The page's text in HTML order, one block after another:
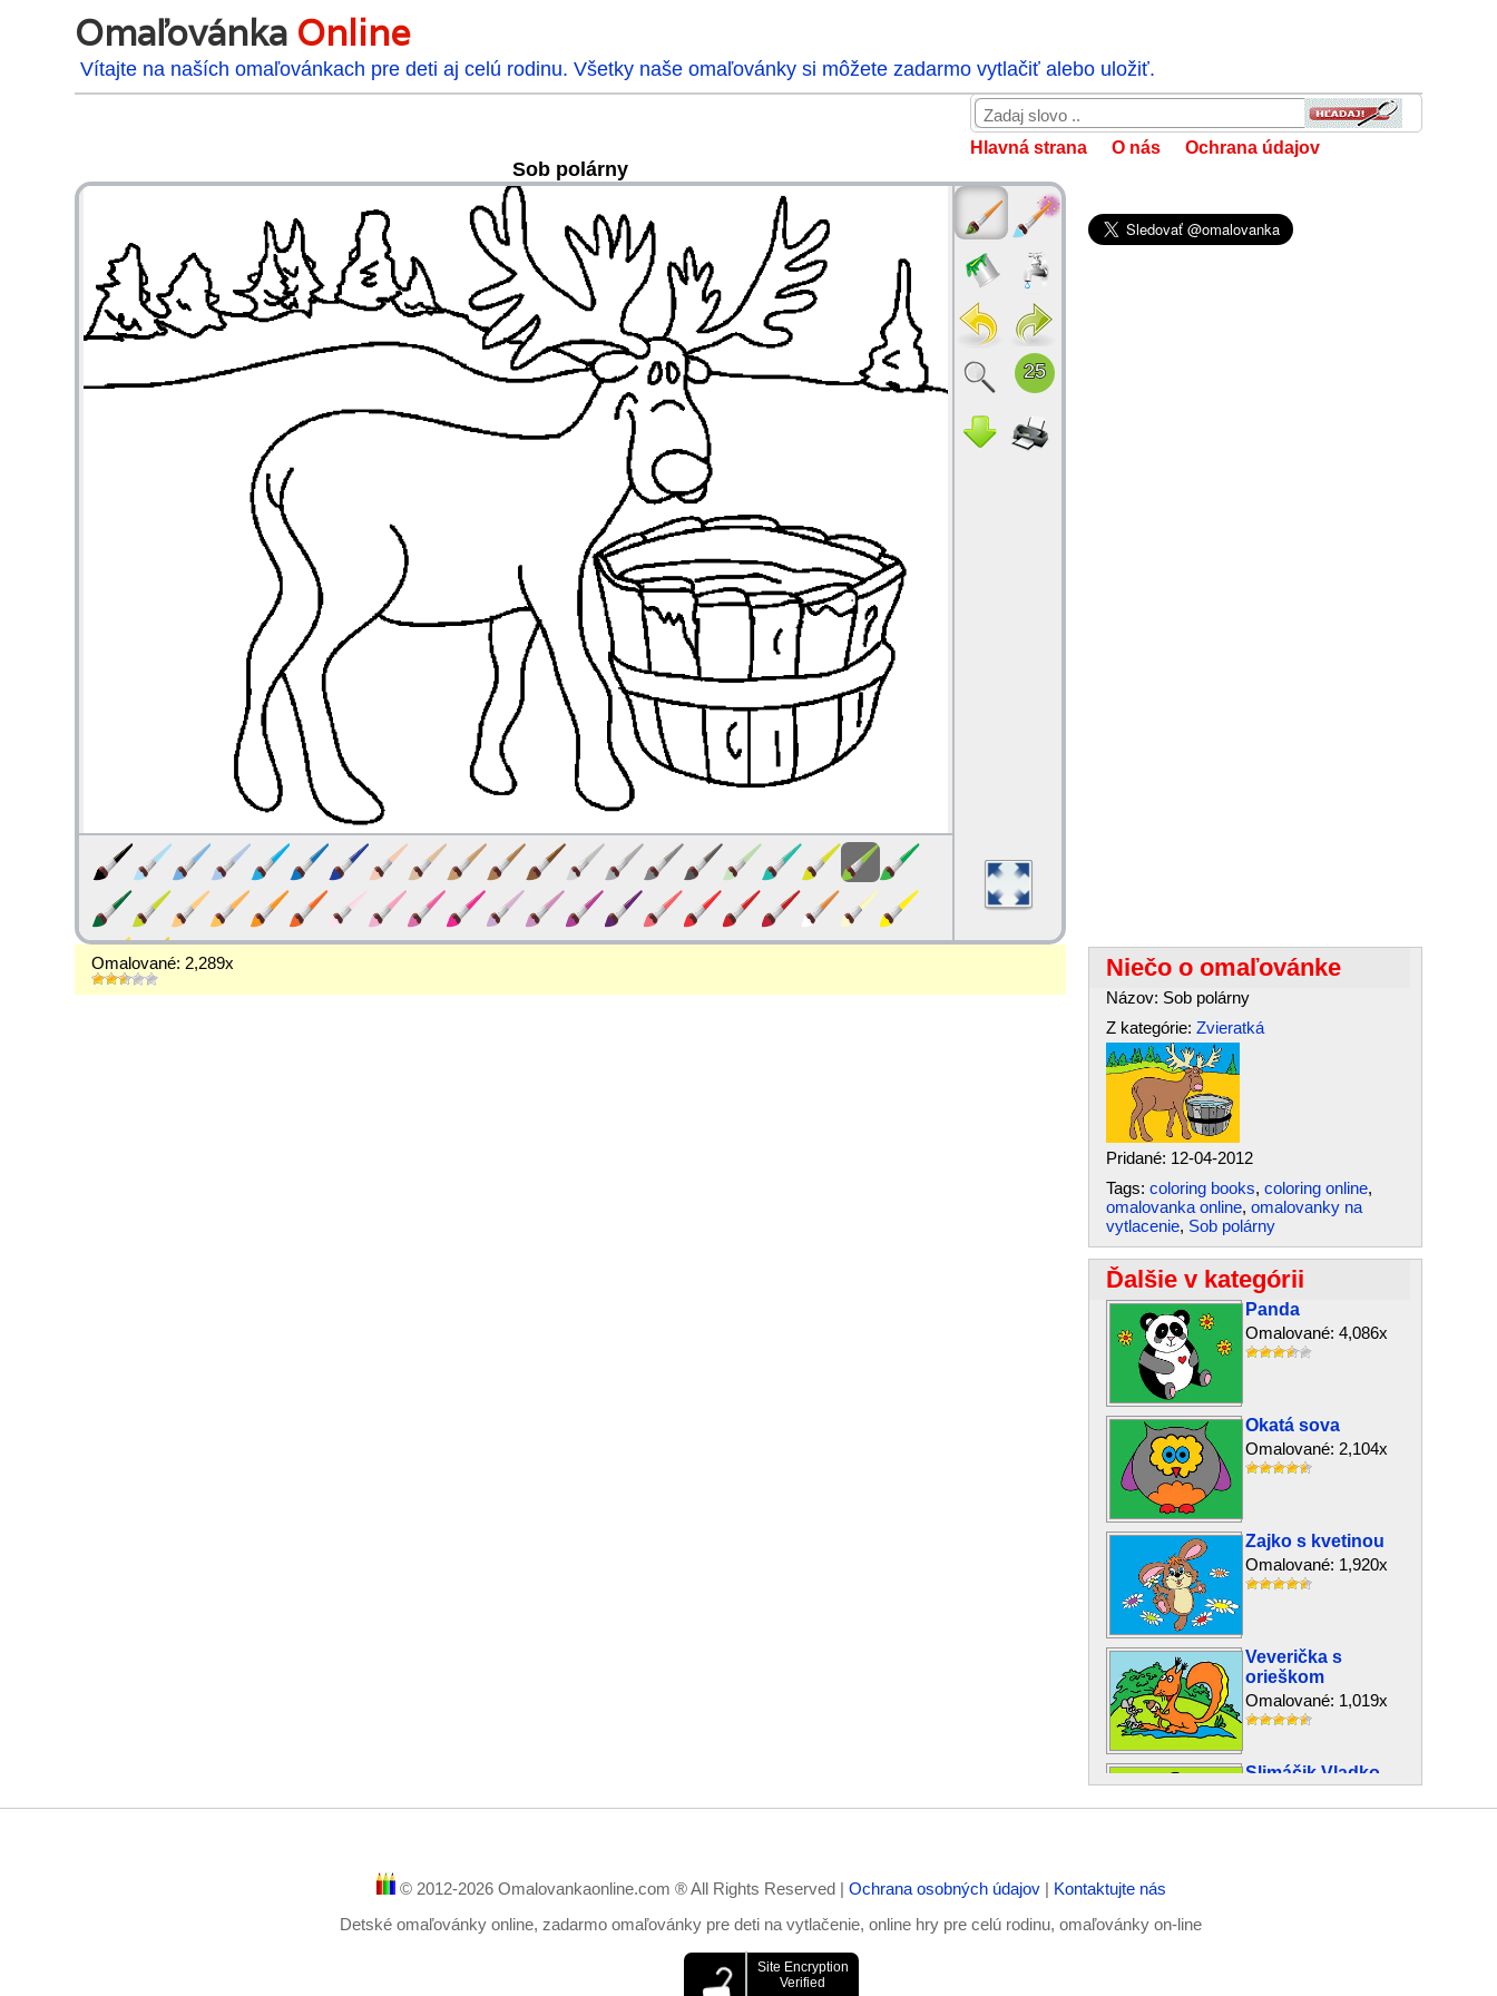
Omaľovánka Online
Vítajte na naších omaľovánkach pre deti aj celú rodinu. Všetky naše omaľovánky si môžete zadarmo vytlačiť alebo uložiť.
Hlavná strana O nás Ochrana údajov
Sob polárny
Omalované: 2,289x Niečo o omaľovánke
Názov: Sob polárny
Z kategórie: Zvieratká
Pridané: 12-04-2012
Tags: coloring books, coloring online,
omalovanka online, omalovanky na
vytlacenie, Sob polárny
Ďalšie v kategórii
Panda
Omalované: 4,086x
Okatá sova
Omalované: 2,104x
Zajko s kvetinou
Omalované: 1,920x
Veverička s
orieškom
Omalované: 1,019x
Slimáčik Vladko
© 2012-2026 Omalovankaonline.com ® All Rights Reserved | Ochrana osobných údajov | Kontaktujte nás
Detské omaľovánky online, zadarmo omaľovánky pre deti na vytlačenie, online hry pre celú rodinu, omaľovánky on-line